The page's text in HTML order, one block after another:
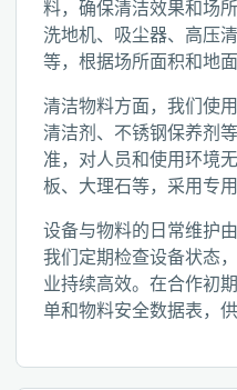
料，确保清洁效果和场
洗地机、吸尘器、高压
等，根据场所面积和地面
清洁物料方面，我们使
清洁剂、不锈钢保养剂
准，对人员和使用环境
板、大理石等，采用专
设备与物料的日常维护
我们定期检查设备状态
业持续高效。在合作初
单和物料安全数据表，